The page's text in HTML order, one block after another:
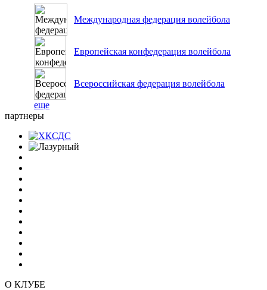
Международная федерация волейбола
Европейская конфедерация волейбола
Всероссийская федерация волейбола
еще
партнеры
О КЛУБЕ